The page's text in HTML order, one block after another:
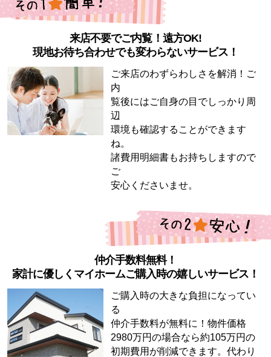
来店不要でご内覧！遠方OK!
現地お待ち合わせでも変わらないサービス！
ご来店のわずらわしさを解消！ご
内
覧後にはご自身の目でしっかり周
辺
環境も確認することができます
ね。
諸費用明細書もお持ちしますので
ご
安心くださいませ。
仲介手数料無料！
家計に優しくマイホームご購入時の嬉しいサービス！
ご購入時の大きな負担になってい
る
仲介手数料が無料に！物件価格
2980万円の場合なら約105万円の
初期費用が削減できます。代わり